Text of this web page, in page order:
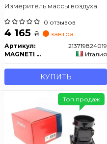
Измеритель массы воздуха
0 отзывов
4 165 ₴ завтра
Артикул:
213719824019
MAGNETI MARELLI
Италия
КУПИТЬ
Топ продаж